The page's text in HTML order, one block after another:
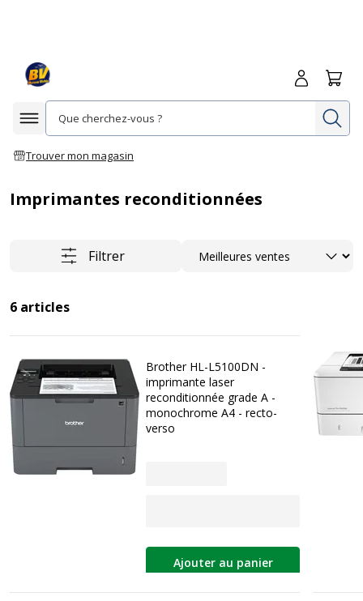
Afficher la navigation
Trouver mon magasin
Me
Imprimantes reconditionnées
Filtrer Trier
6 articles
Brother HL-L5100DN -
imprimante laser
reconditionnée grade A -
monochrome A4 - recto-
verso
Ajouter au panier